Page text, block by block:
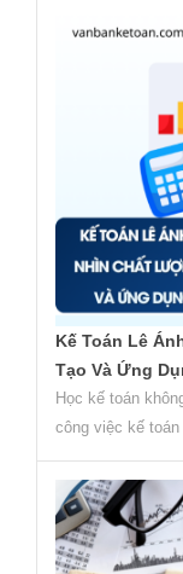
Kế Toán Lê
Tạo Và Ứng
Học kế toán
công việc kế